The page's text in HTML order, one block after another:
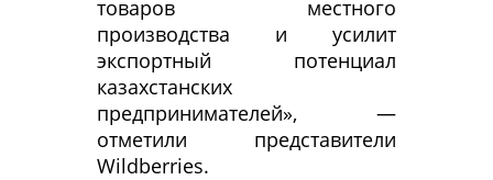
товаров местного
производства и усилит
экспортный потенциал
казахстанских
предпринимателей», —
отметили представители
Wildberries.